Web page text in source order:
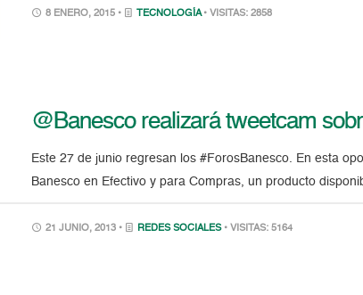
8 ENERO, 2015 • TECNOLOGÍA • VISITAS: 2858
@Banesco realizará tweetcam
Este 27 de junio regresan los #ForosBanesco. En esta
Banesco en Efectivo y para Compras, un producto
21 JUNIO, 2013 • REDES SOCIALES • VISITAS: 5164